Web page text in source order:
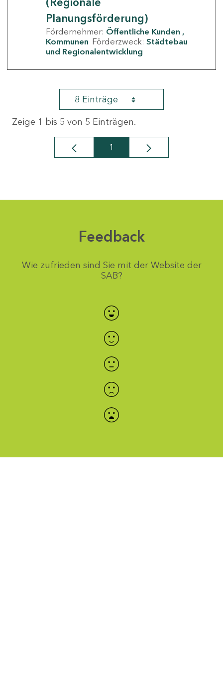
Planungsförderung)
Fördernehmer: Öffentliche Kunden
Kommunen Förderzweck: Städtebau
und Regionalentwicklung
8 Einträge
Zeige 1 bis 5 von 5 Einträgen.
Seite
1
Feedback
Wie zufrieden sind Sie mit der Website der
SAB?
Bewertung auswählen